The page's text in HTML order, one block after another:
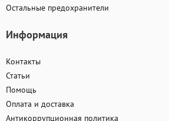
Остальные предохранители
Информация
Контакты
Статьи
Помощь
Оплата и доставка
Антикоррупционная политика